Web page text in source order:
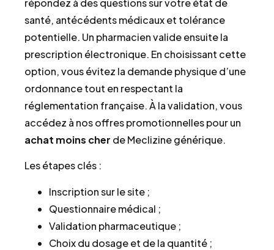
répondez à des questions sur votre état de
santé, antécédents médicaux et tolérance
potentielle. Un pharmacien valide ensuite la
prescription électronique. En choisissant cette
option, vous évitez la demande physique d’une
ordonnance tout en respectant la
réglementation française. À la validation, vous
accédez à nos offres promotionnelles pour un
achat moins cher de Meclizine générique.
Les étapes clés :
Inscription sur le site ;
Questionnaire médical ;
Validation pharmaceutique ;
Choix du dosage et de la quantité ;